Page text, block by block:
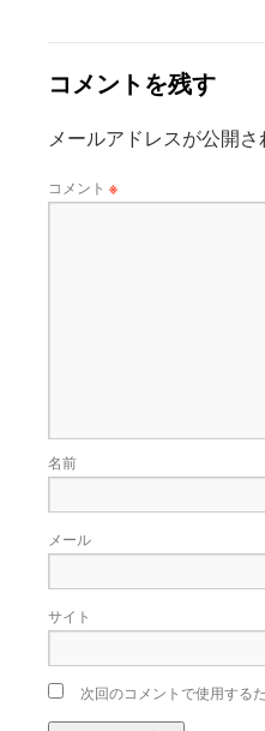
コメントを残す
メールアドレスが公開さ
コメント ※
名前
メール
サイト
次回のコメントで使用する